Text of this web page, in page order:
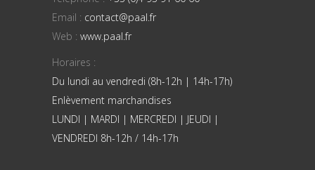
Email : contact@paal.fr
Web : www.paal.fr
Horaires :
Du lundi au vendredi (8h-12h | 14h-17h)
Enlèvement marchandises
LUNDI | MARDI | MERCREDI | JEUDI |
VENDREDI 8h-12h / 14h-17h